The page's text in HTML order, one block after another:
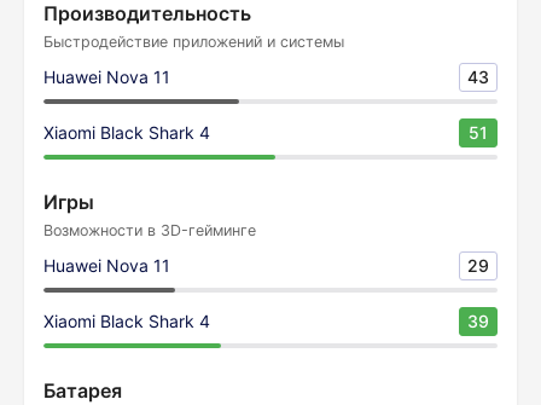
Производительность
Быстродействие приложений и системы
Huawei Nova 11 43
Xiaomi Black Shark 4 51
Игры
Возможности в 3D-гейминге
Huawei Nova 11 29
Xiaomi Black Shark 4 39
Батарея